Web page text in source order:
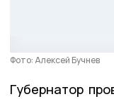
Фото: Алексей Бучнев
Губернатор